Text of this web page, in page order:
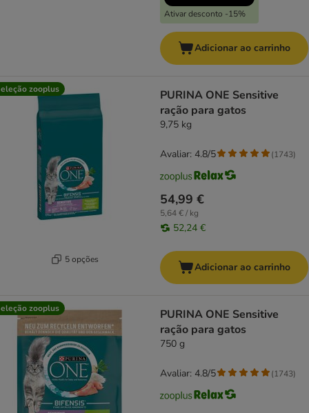
Ativar desconto -15%
Adicionar ao carrinho
zooplus
5 opções
PURINA ONE Sensitive
ração para gatos
9,75 kg
54,99 €
5,64 € / kg
52,24 €
Avaliar: 4.8/5 (1743)
Adicionar ao carrinho
zooplus
PURINA ONE Sensitive
ração para gatos
750 g
Avaliar: 4.8/5 (1743)